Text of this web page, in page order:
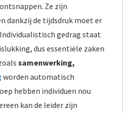
Ze zijn
dankzij de tijdsdruk moet er
Individualistisch gedrag staat
dus essentiële zaken
samenwerking,
worden automatisch
hebben individuen nou
kan de leider zijn